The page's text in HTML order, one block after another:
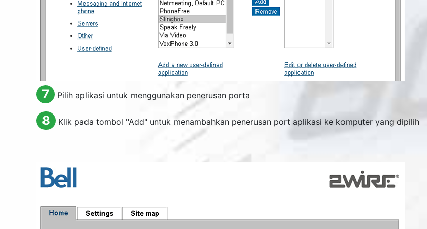
7 Pilih aplikasi untuk menggunakan penerusan porta
8 Klik pada tombol "Add" untuk menambahkan penerusan port aplikasi ke komputer yang dipilih